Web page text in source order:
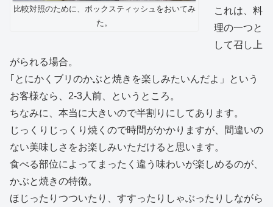
比較対照のために、ボックスティッシュをおいてみ
た。
これは、料
理の一つと
して召し上
がられる場合。
｢とにかくブリのかぶと焼きを楽しみたいんだよ」という
お客様なら、2-3人前、というところ。
ちなみに、本当に大きいので半割りにしてあります。
じっくりじっくり焼くので時間がかかりますが、間違いの
ない美味しさをお楽しみいただけると思います。
食べる部位によってまったく違う味わいが楽しめるのが、
かぶと焼きの特徴。
ほじったりつついたり、すすったりしゃぶったりしながら